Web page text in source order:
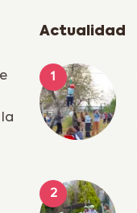
Actualidad